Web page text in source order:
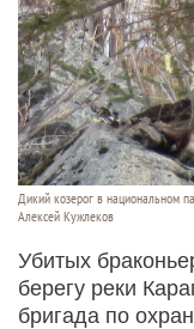
Дикий козерог в национальном
Алексей Кужлеков
Убитых
берегу реки
бригада по